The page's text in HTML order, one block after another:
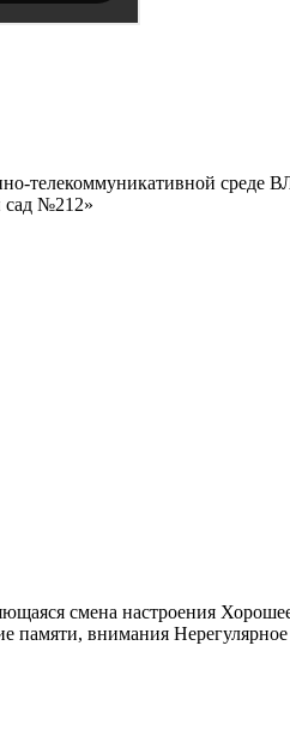
№212»
смена настроения
памяти, внимания